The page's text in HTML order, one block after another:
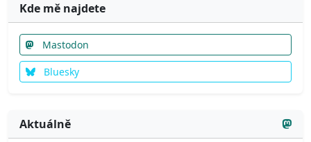
Kde mě najdete
Mastodon
Bluesky
Aktuálně